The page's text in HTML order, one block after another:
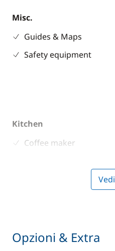
Misc.
Guides & Maps
Safety equipment
Kitchen
Coffee maker
Stove
Vedi
Opzioni & Extra